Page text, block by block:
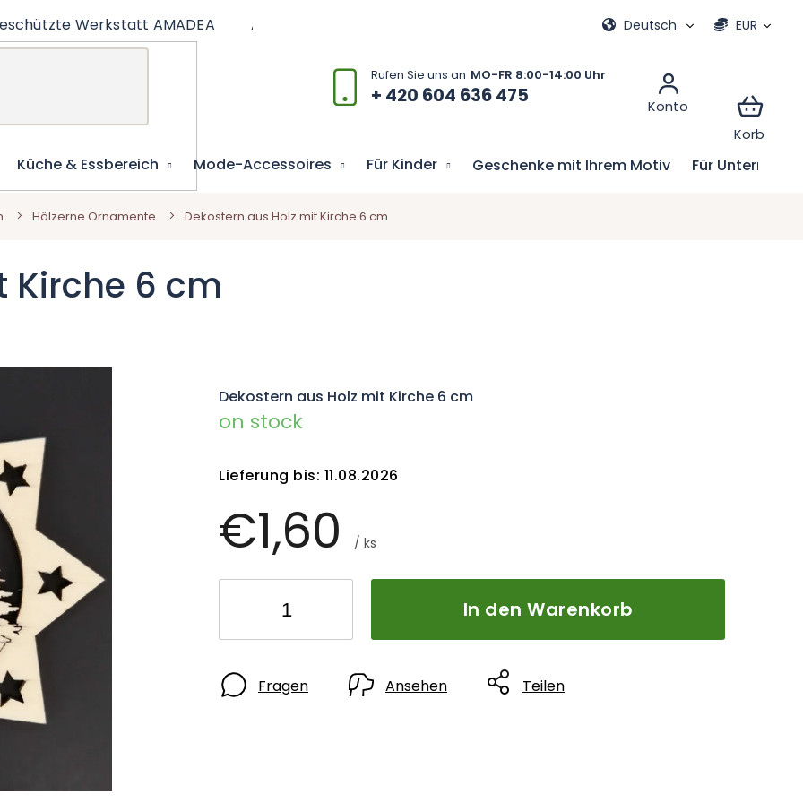
+ 420 604 636 475
Werkstatt AMADEA Artikel EUR
Deutsch
Küche & Essbereich Mode-Accessoires Für Kinder Geschenke mit Ihrem Motiv Für
Hölzerne Ornamente Dekostern aus Holz mit Kirche 6 cm
Kirche 6 cm
€1,60 / ks
on stock
Lieferung bis: 11.08.2026
In den Warenkorb
Dekostern aus Holz mit Kirche 6 cm
Fragen Ansehen Teilen